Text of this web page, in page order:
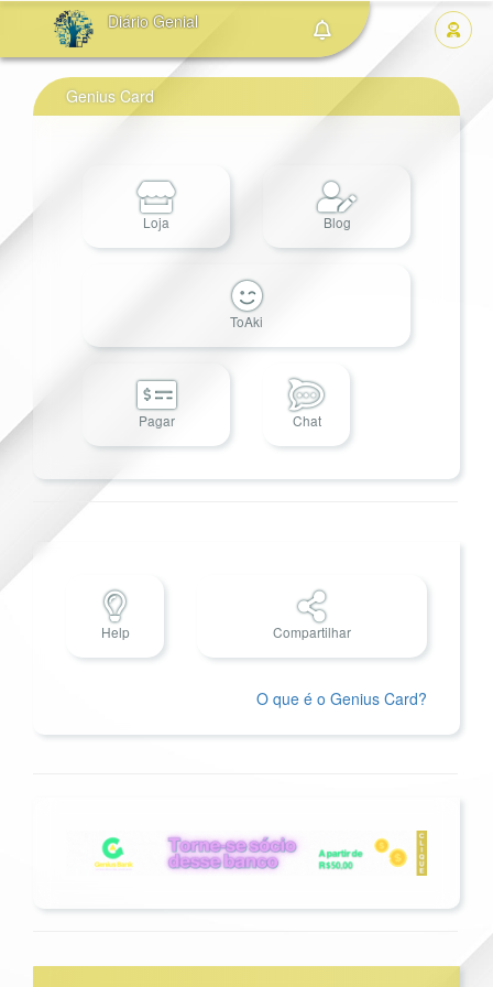
Diário Genial
Genius Card
Loja Blog
ToAki
Pagar Chat
Compartilhar
Help
O que é o Genius Card?